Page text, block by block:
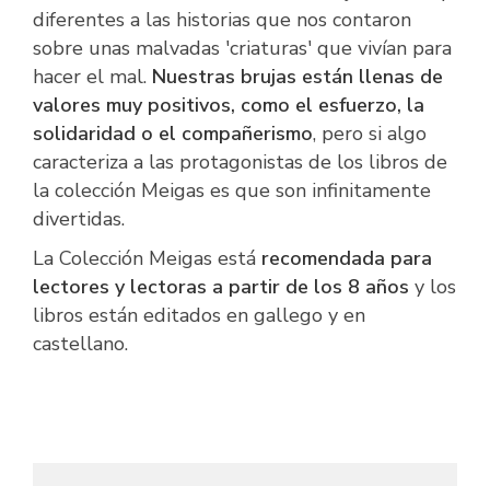
diferentes a las historias que nos contaron
sobre unas malvadas 'criaturas' que vivían para
hacer el mal. Nuestras brujas están llenas de
valores muy positivos, como el esfuerzo, la
solidaridad o el compañerismo, pero si algo
caracteriza a las protagonistas de los libros de
la colección Meigas es que son infinitamente
divertidas.
La Colección Meigas está recomendada para
lectores y lectoras a partir de los 8 años y los
libros están editados en gallego y en
castellano.